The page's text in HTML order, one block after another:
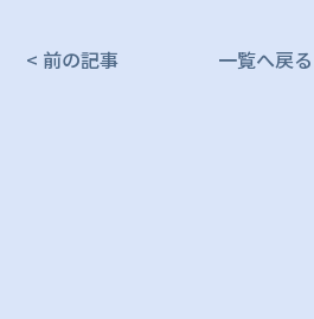
< 前の記事 一覧へ戻る